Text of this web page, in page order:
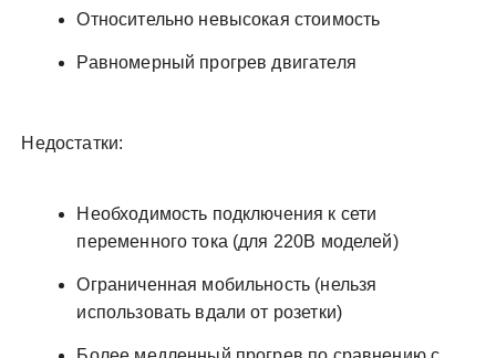
Относительно невысокая стоимость
Равномерный прогрев двигателя
Недостатки:
Необходимость подключения к сети
переменного тока (для 220В моделей)
Ограниченная мобильность (нельзя
использовать вдали от розетки)